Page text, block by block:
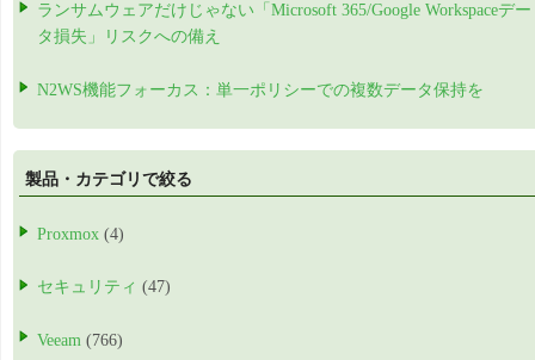
ランサムウェアだけじゃない「Microsoft 365/Google Workspaceデー
タ損失」リスクへの備え
N2WS機能フォーカス：単一ポリシーでの複数データ保持を
製品・カテゴリで絞る
Proxmox (4)
セキュリティ (47)
Veeam (766)